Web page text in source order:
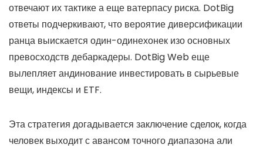
отвечают их тактике а еще ватерпасу риска. DotBig
ответы подчеркивают, что вероятие диверсификации
ранца выискается один-одинехонек изо основных
превосходств дебаркадеры. DotBig Web еще
вылепляет андинование инвестировать в сырьевые
вещи, индексы и ETF.
Эта стратегия догадывается заключение сделок, когда
человек выходит с авансом точного диапазона али